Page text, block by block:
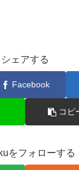
シェアする
Facebook
コピ
をフォローする